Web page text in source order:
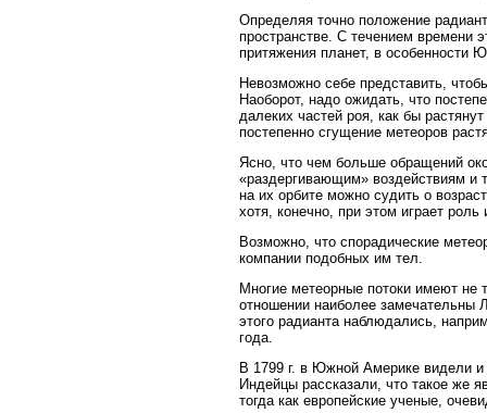
Определяя точно положение
пространстве. С течением времени
притяжения планет, в особенности
Невозможно себе представить,
Наоборот, надо ожидать, что
далеких частей роя, как бы
постепенно сгущение метеоров
Ясно, что чем больше обращений
«раздергивающим» воздействиям и
на их орбите можно судить о
хотя, конечно, при этом играет
Возможно, что спорадические
компании подобных им тел.
Многие метеорные потоки имеют не
отношении наиболее замечательны
этого радианта наблюдались,
года.
В 1799 г. в Южной Америке видели
Индейцы рассказали, что такое же
тогда как европейские ученые,